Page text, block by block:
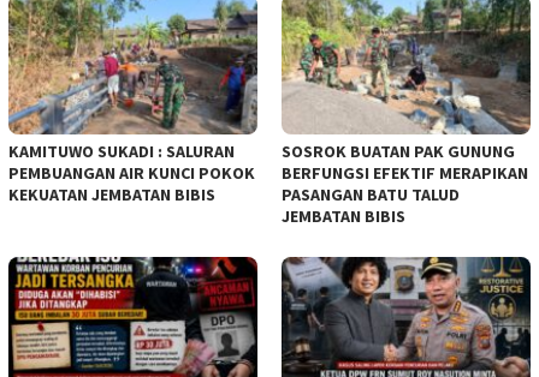
KAMITUWO SUKADI : SALURAN
PEMBUANGAN AIR KUNCI POKOK
KEKUATAN JEMBATAN BIBIS
SOSROK BUATAN PAK GUNUNG
BERFUNGSI EFEKTIF MERAPIKAN
PASANGAN BATU TALUD
JEMBATAN BIBIS